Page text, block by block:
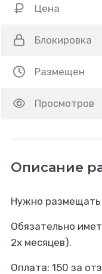
Цена
Блокировка
Размещен
Просмотров
Описание
Нужно
Обязательно
2х месяцев).
Оплата: 150 за